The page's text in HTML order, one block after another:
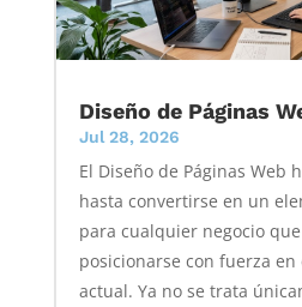
Diseño de Páginas
Jul 28, 2026
El Diseño de Páginas Web
hasta convertirse en un
para cualquier negocio
posicionarse con fuerza
actual. Ya no se trata